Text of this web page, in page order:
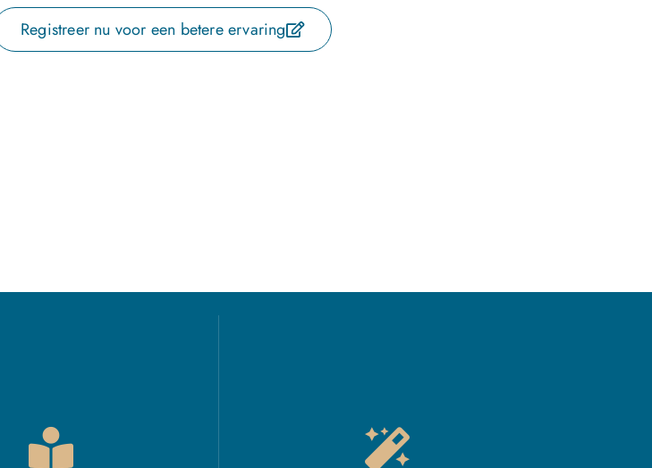
Registreer nu voor een betere ervaring